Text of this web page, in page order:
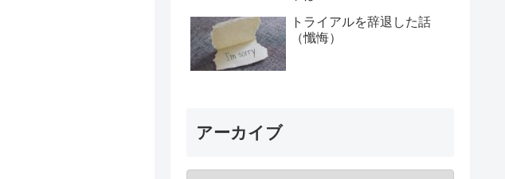
トライアルを辞退した話
（懺悔）
アーカイブ